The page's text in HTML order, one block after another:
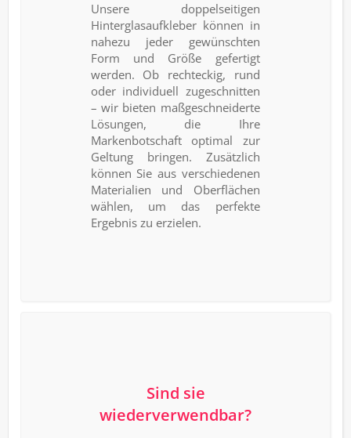
Unsere doppelseitigen
Hinterglasaufkleber können in
nahezu jeder gewünschten
Form und Größe gefertigt
werden. Ob rechteckig, rund
oder individuell zugeschnitten
– wir bieten maßgeschneiderte
Lösungen, die Ihre
Markenbotschaft optimal zur
Geltung bringen. Zusätzlich
können Sie aus verschiedenen
Materialien und Oberflächen
wählen, um das perfekte
Ergebnis zu erzielen.
Sind sie
wiederverwendbar?